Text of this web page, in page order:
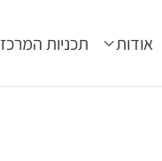
אודות תכניות המרכז